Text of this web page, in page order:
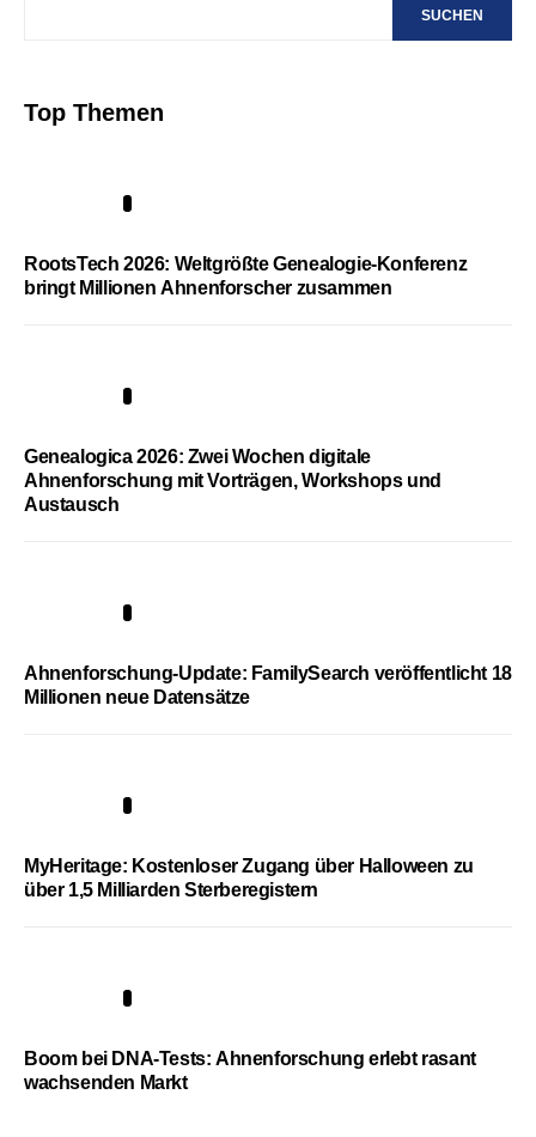
SUCHEN
Top Themen
RootsTech 2026: Weltgrößte Genealogie-Konferenz
bringt Millionen Ahnenforscher zusammen
Genealogica 2026: Zwei Wochen digitale
Ahnenforschung mit Vorträgen, Workshops und
Austausch
Ahnenforschung-Update: FamilySearch veröffentlicht 18
Millionen neue Datensätze
MyHeritage: Kostenloser Zugang über Halloween zu
über 1,5 Milliarden Sterberegistern
Boom bei DNA-Tests: Ahnenforschung erlebt rasant
wachsenden Markt